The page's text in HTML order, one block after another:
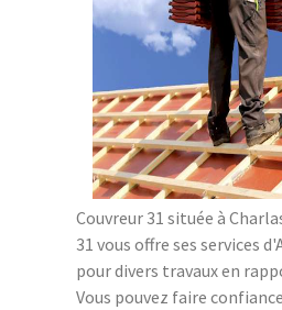
Couvreur 31 située à
31 vous offre ses services
pour divers travaux en
Vous pouvez faire